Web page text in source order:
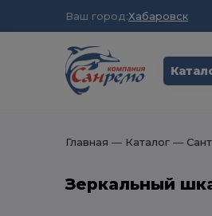
Ваш город:Хабаровск
Главная ― Каталог ―
Зеркальный